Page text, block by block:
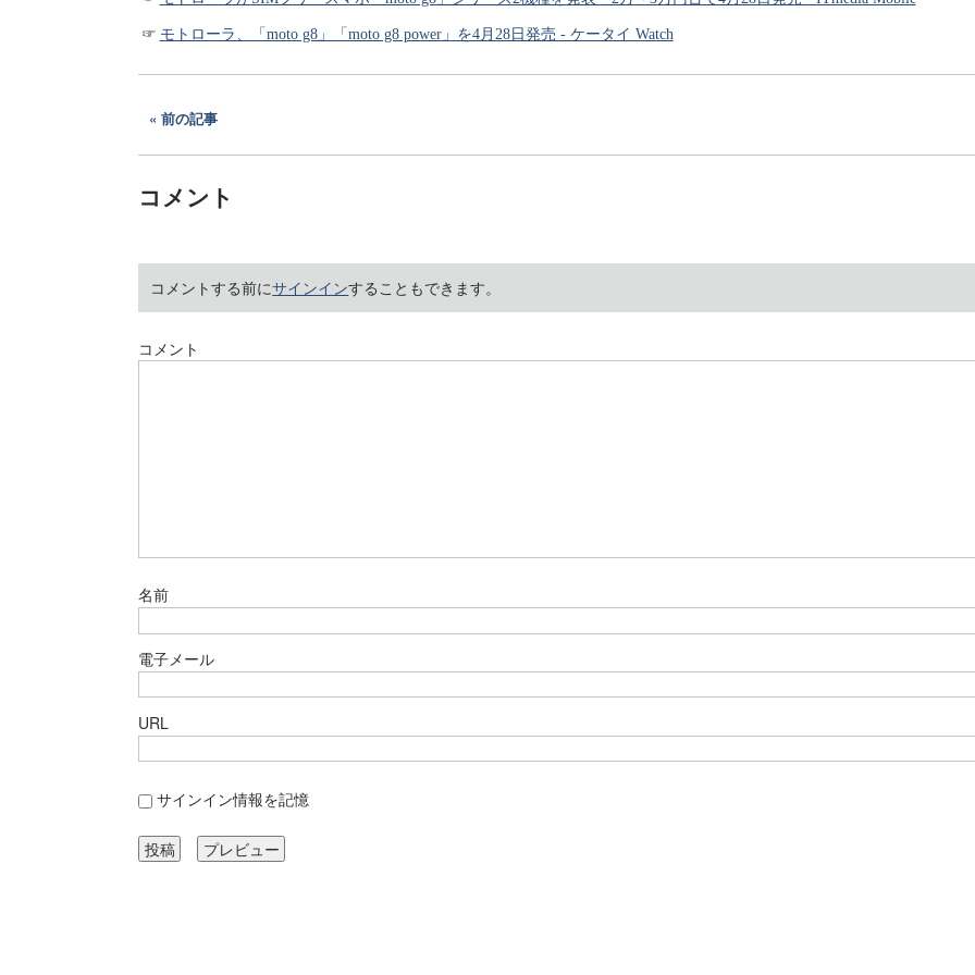
モトローラ、「moto g8」「moto g8 power」を4月28日発売 - ケータイ Watch
前の記事
コメント
コメントする前にサインインすることもできます。
コメント
名前
電子メール
URL
サインイン情報を記憶